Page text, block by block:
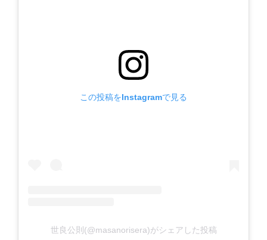
この投稿をInstagramで見る
世良公則(@masanorisera)がシェアした投稿